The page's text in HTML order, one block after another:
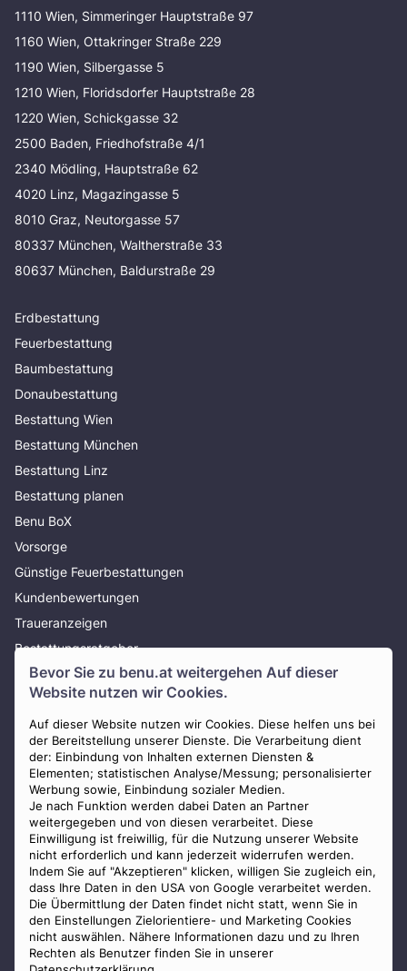
Bevor Sie zu benu.at weitergehen Auf dieser
Website nutzen wir Cookies.
Auf dieser Website nutzen wir Cookies. Diese helfen uns bei
der Bereitstellung unserer Dienste. Die Verarbeitung dient
der: Einbindung von Inhalten externen Diensten &
Elementen; statistischen Analyse/Messung; personalisierter
Werbung sowie, Einbindung sozialer Medien.
Je nach Funktion werden dabei Daten an Partner
weitergegeben und von diesen verarbeitet. Diese
Einwilligung ist freiwillig, für die Nutzung unserer Website
nicht erforderlich und kann jederzeit widerrufen werden.
Indem Sie auf "Akzeptieren" klicken, willigen Sie zugleich ein,
dass Ihre Daten in den USA von Google verarbeitet werden.
Die Übermittlung der Daten findet nicht statt, wenn Sie in
den Einstellungen Zielorientiere- und Marketing Cookies
nicht auswählen. Nähere Informationen dazu und zu Ihren
Rechten als Benutzer finden Sie in unserer
1110 Wien, Simmeringer Hauptstraße 97
1160 Wien, Ottakringer Straße 229
1190 Wien, Silbergasse 5
1210 Wien, Floridsdorfer Hauptstraße 28
1220 Wien, Schickgasse 32
2500 Baden, Friedhofstraße 4/1
2340 Mödling, Hauptstraße 62
4020 Linz, Magazingasse 5
8010 Graz, Neutorgasse 57
80337 München, Waltherstraße 33
80637 München, Baldurstraße 29
Erdbestattung
Feuerbestattung
Baumbestattung
Donaubestattung
Bestattung Wien
Bestattung München
Bestattung Linz
Bestattung planen
Benu BoX
Vorsorge
Günstige Feuerbestattungen
Kundenbewertungen
Traueranzeigen
Bestattungsratgeber
Über uns
Presse
AGB
Impressum
Datenschutz
Widerrufsbelehrung
Zahlungsmöglichkeiten
Staatlich geprüfter